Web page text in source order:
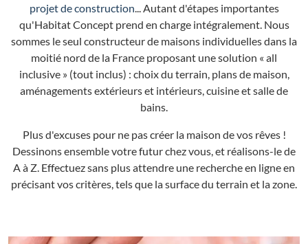
projet de construction... Autant d'étapes importantes
qu'Habitat Concept prend en charge intégralement. Nous
sommes le seul constructeur de maisons individuelles dans la
moitié nord de la France proposant une solution « all
inclusive » (tout inclus) : choix du terrain, plans de maison,
aménagements extérieurs et intérieurs, cuisine et salle de
bains.
Plus d'excuses pour ne pas créer la maison de vos rêves !
Dessinons ensemble votre futur chez vous, et réalisons-le de
A à Z. Effectuez sans plus attendre une recherche en ligne en
précisant vos critères, tels que la surface du terrain et la zone.